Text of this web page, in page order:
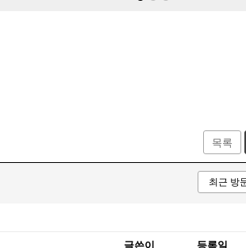
목록
글쓴이 등록일